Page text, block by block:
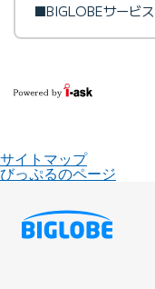
■BIGLOBEサービス
サイトマップ
びっぷるのページ